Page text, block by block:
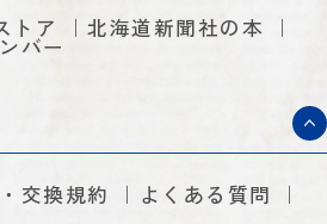
トア 北海道新聞社の本
バー
交換規約 よくある質問